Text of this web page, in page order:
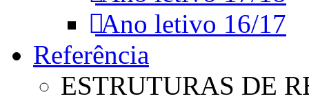
Ano letivo 16/17
Referência
ESTRUTURAS DE